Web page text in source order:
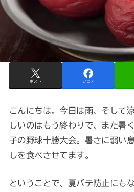
ポスト シェア
こんにちは。今日は雨、そして
しいのはもう終わりで、また暑
子の野球十勝大会。暑さに弱い
しを食べさせてます。
ということで、夏バテ防止にも